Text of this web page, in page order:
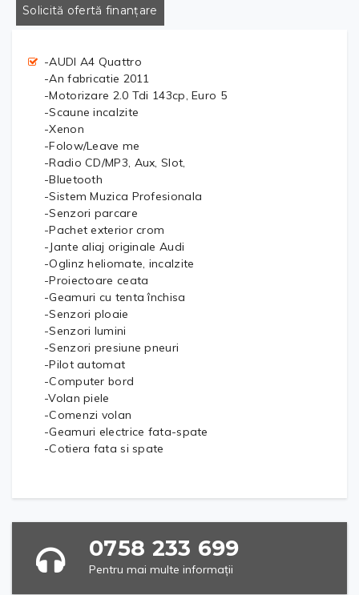
Solicită ofertă finanțare
-AUDI A4 Quattro
-An fabricatie 2011
-Motorizare 2.0 Tdi 143cp, Euro 5
-Scaune incalzite
-Xenon
-Folow/Leave me
-Radio CD/MP3, Aux, Slot,
-Bluetooth
-Sistem Muzica Profesionala
-Senzori parcare
-Pachet exterior crom
-Jante aliaj originale Audi
-Oglinz heliomate, incalzite
-Proiectoare ceata
-Geamuri cu tenta închisa
-Senzori ploaie
-Senzori lumini
-Senzori presiune pneuri
-Pilot automat
-Computer bord
-Volan piele
-Comenzi volan
-Geamuri electrice fata-spate
-Cotiera fata si spate
0758 233 699
Pentru mai multe informații